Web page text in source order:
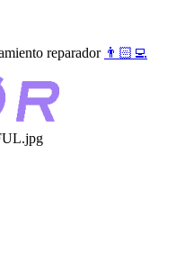
reparador 👨🏻‍💻